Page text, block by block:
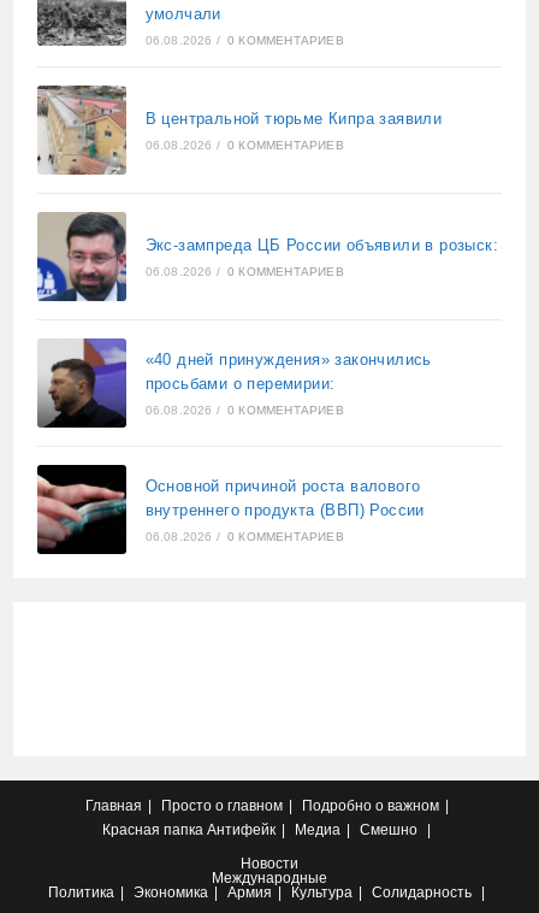
умолчали
06.08.2026 / 0 КОММЕНТАРИЕВ
В центральной тюрьме Кипра заявили
06.08.2026 / 0 КОММЕНТАРИЕВ
Экс-зампреда ЦБ России объявили в розыск:
06.08.2026 / 0 КОММЕНТАРИЕВ
«40 дней принуждения» закончились
просьбами о перемирии:
06.08.2026 / 0 КОММЕНТАРИЕВ
Основной причиной роста валового
внутреннего продукта (ВВП) России
06.08.2026 / 0 КОММЕНТАРИЕВ
Главная Просто о главном
Подробно о важном
Красная папка Антифейк Медиа
Смешно
Новости
Международные
Политика
Экономика Армия Культура Солидарность